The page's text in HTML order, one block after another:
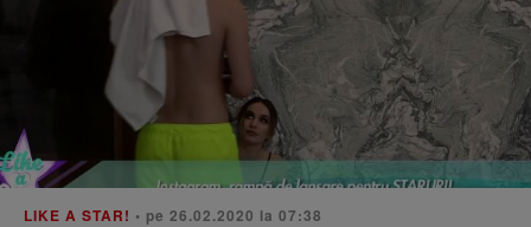
LIKE A STAR! • pe 26.02.2020 la 07:38